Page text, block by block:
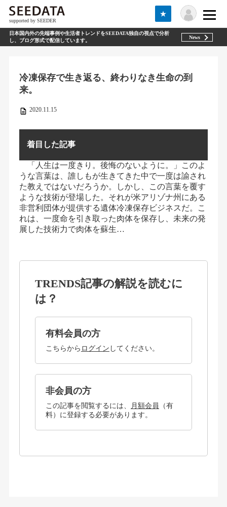
supported by SEEDER
★
日本国内外の先端事例や生活者トレンドをSEEDATA独自の視点で分析
し、ブログ形式で配信しています。
News
冷凍保存で生き返る、終わりなき生命の到
来。
2020.11.15
着目した記事
「人生は一度きり。後悔のないように。」このよ
うな言葉は、誰しもが生きてきた中で一度は諭され
た教えではないだろうか。しかし、この言葉を覆す
ような技術が登場した。それが米アリゾナ州にある
非営利団体が提供する遺体冷凍保存ビジネスだ。こ
れは、一度命を引き取った肉体を保存し、未来の発
展した技術力で肉体を蘇生…
TRENDS記事の解説を読むに
は？
有料会員の方
こちらから ログイン してください。
非会員の方
この記事を閲覧するには、 月額会員
（有
料）に登録する必要があります。